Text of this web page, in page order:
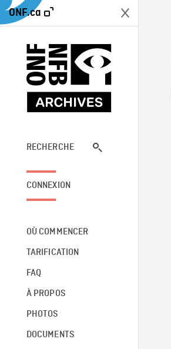
ONF.ca
RECHERCHE
CONNEXION
OÙ COMMENCER
TARIFICATION
FAQ
À PROPOS
PHOTOS
DOCUMENTS